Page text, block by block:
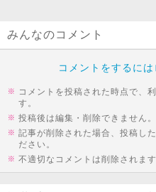
みんなのコメント
コメントをするには
コメントを投稿された時点で、
す。
投稿後は編集・削除できません。
記事が削除された場合、投稿し
ださい。
不適切なコメントは削除されます